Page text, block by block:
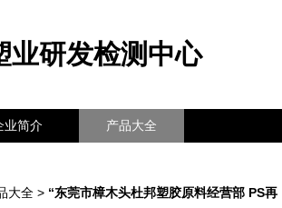
业研发检测中心
业简介 产品大全
大全 > “东莞市樟木头杜邦塑胶原料经营部 PS再